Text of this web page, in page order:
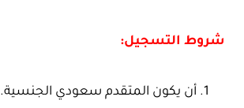
شروط التسجيل:
أن يكون المتقدم سعودي الجنسية.